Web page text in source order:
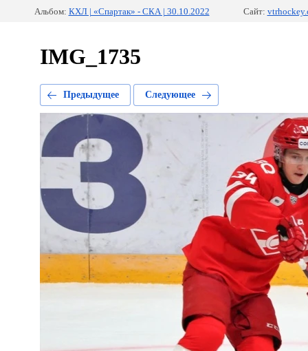
Альбом: КХЛ | «Спартак» - СКА | 30.10.2022 Сайт:
IMG_1735
Предыдущее Следующее